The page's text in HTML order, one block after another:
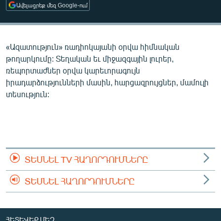
ՄԻՋԱԶԳԱՅԻՆ
ՄՇԱԿՈՒՅԹ
ՍՊՈՐՏ
ՄԵԿՆԱԲԱՆՈՒԹՅՈՒՆ
ՏՏ ԵՒ ԻՆՏԵՐՆԵՏ
ԿՈՐՈՆԱՎԻՐՈՒՍ
ԲԱՆԱՎԵՃ
ՁԳՏԵԼՈՎ ԼԱՎԱԳՈՒՅՆԻՆ
ՓՈԴՔԱՍԹ
Ավելացրեք մեզ Google-ում
«Ազատություն» ռադիոկայանի օրվա հիմնական
թողարկումը: Տեղական եւ միջազգային լուրեր,
ռեպորտաժներ օրվա կարեւորագույն
իրադարձությունների մասին, հարցազրույցներ, մամուլի
տեսություն:
ՏԵՍՆԵԼ TV ՀԱՂՈՐԴՈՒՄՆԵՐԸ
ՏԵՍՆԵԼ ՀԱՂՈՐԴՈՒՄՆԵՐԸ
ՀԵՏԵՎԵՔ ՄԵԶ